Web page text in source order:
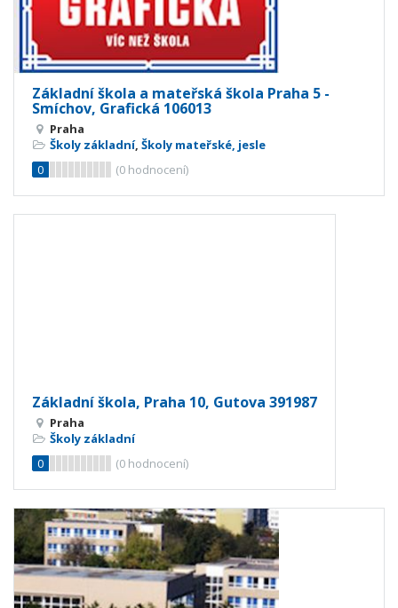
Základní škola a mateřská škola Praha 5 -
Smíchov, Grafická 106013
Praha
Školy základní, Školy mateřské, jesle
0
(0 hodnocení)
Základní škola, Praha 10, Gutova 391987
Praha
Školy základní
0
(0 hodnocení)